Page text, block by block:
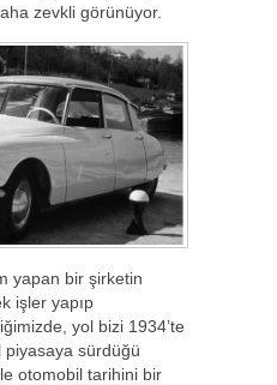
zevkli görünüyor.
yapan bir şirketin
işler yapıp
yol bizi 1934’te
piyasaya sürdüğü
otomobil tarihini bir